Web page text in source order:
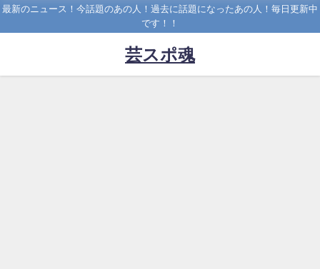
最新のニュース！今話題のあの人！過去に話題になったあの人！毎日更新中
です！！
芸スポ魂